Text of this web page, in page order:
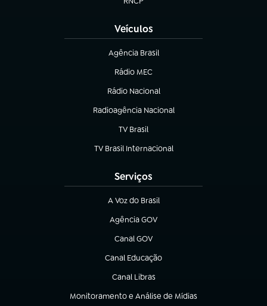
(abre em nova aba)
Veículos
Agência Brasil
(abre em nova aba)
Rádio MEC
(abre em nova aba)
Rádio Nacional
Radioagência Nacional
(abre em nova aba)
TV Brasil
(abre em nova aba)
TV Brasil Internacional
(abre em nova aba)
Serviços
A Voz do Brasil
(abre em nova aba)
Agência GOV
(abre em nova aba)
Canal GOV
(abre em nova aba)
Canal Educação
(abre em nova aba)
Canal Libras
(abre em nova aba)
Monitoramento e Análise de Mídias
(abre em nova aba)